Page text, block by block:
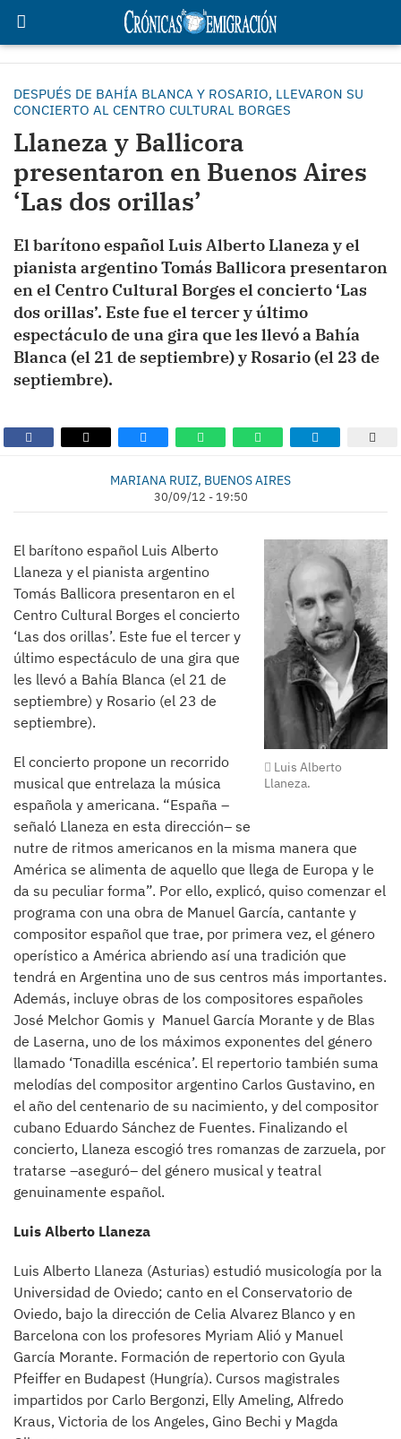
DESPUÉS DE BAHÍA BLANCA Y ROSARIO, LLEVARON SU
CONCIERTO AL CENTRO CULTURAL BORGES
Llaneza y Ballicora
presentaron en Buenos Aires
‘Las dos orillas’
El barítono español Luis Alberto Llaneza y el
pianista argentino Tomás Ballicora presentaron
en el Centro Cultural Borges el concierto ‘Las
dos orillas’. Este fue el tercer y último
espectáculo de una gira que les llevó a Bahía
Blanca (el 21 de septiembre) y Rosario (el 23 de
septiembre).
MARIANA RUIZ, BUENOS AIRES
30/09/12 - 19:50
Luis Alberto
Llaneza.
El barítono español Luis Alberto
Llaneza y el pianista argentino
Tomás Ballicora presentaron en el
Centro Cultural Borges el concierto
‘Las dos orillas’. Este fue el tercer y
último espectáculo de una gira que
les llevó a Bahía Blanca (el 21 de
septiembre) y Rosario (el 23 de
septiembre).
El concierto propone un recorrido
musical que entrelaza la música
española y americana. “España –
señaló Llaneza en esta dirección– se
nutre de ritmos americanos en la misma manera que
América se alimenta de aquello que llega de Europa y le
da su peculiar forma”. Por ello, explicó, quiso comenzar el
programa con una obra de Manuel García, cantante y
compositor español que trae, por primera vez, el género
operístico a América abriendo así una tradición que
tendrá en Argentina uno de sus centros más importantes.
Además, incluye obras de los compositores españoles
José Melchor Gomis y Manuel García Morante y de Blas
de Laserna, uno de los máximos exponentes del género
llamado ‘Tonadilla escénica’. El repertorio también suma
melodías del compositor argentino Carlos Gustavino, en
el año del centenario de su nacimiento, y del compositor
cubano Eduardo Sánchez de Fuentes. Finalizando el
concierto, Llaneza escogió tres romanzas de zarzuela, por
tratarse –aseguró– del género musical y teatral
genuinamente español.
Luis Alberto Llaneza
Luis Alberto Llaneza (Asturias) estudió musicología por la
Universidad de Oviedo; canto en el Conservatorio de
Oviedo, bajo la dirección de Celia Alvarez Blanco y en
Barcelona con los profesores Myriam Alió y Manuel
García Morante. Formación de repertorio con Gyula
Pfeiffer en Budapest (Hungría). Cursos magistrales
impartidos por Carlo Bergonzi, Elly Ameling, Alfredo
Kraus, Victoria de los Angeles, Gino Bechi y Magda